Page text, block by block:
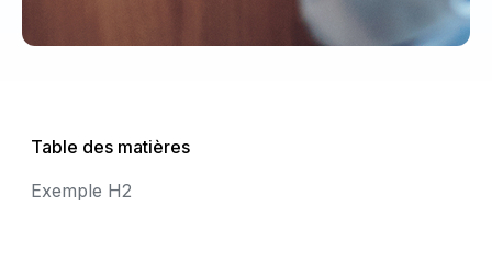
Table des matières
Exemple H2